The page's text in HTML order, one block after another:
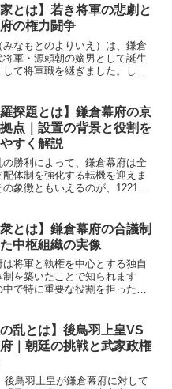
って1333年に鎌倉幕府は滅亡し
この戦...
家とは】若き将軍の悲劇と
の権力闘争
みなもとのよりいえ）は、鎌倉
将軍・源頼朝の嫡男として誕生
して将軍職を継ぎました。しか
豆で非業の死を遂げます。源頼
波乱に満ちた生涯...
羅探題とは】鎌倉幕府の京
点｜設置の背景と役割を
すく解説
の勝利によって、鎌倉幕府は全
配体制を強化する転機を迎えま
の象徴ともいえるのが、1221年
の監視を目的とし、約150年にわ
府の西の...
衆とは】鎌倉幕府の合議制
中枢組織の実像
は将軍と執権を中心とする独自
制を築いたことで知られます
中で特に重要な役割を担ったの
割、そしてその歴史的意義につ
く解説していきます...
の乱とは】後鳥羽上皇VS
｜朝廷の挑戦と武家政権
後鳥羽上皇が鎌倉幕府に対して